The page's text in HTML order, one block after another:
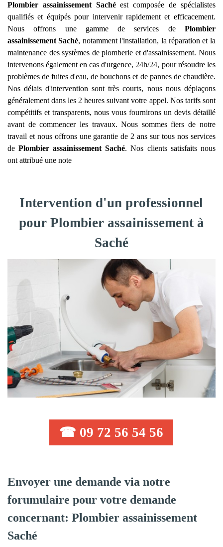
Plombier assainissement Sachéest composée de spécialistes
qualifiés et équipés pour intervenir rapidement et efficacement.
Nous offrons une gamme de services de Plombier
assainissement Saché, notamment l'installation, la réparation et la
maintenance des systèmes de plomberie et d'assainissement. Nous
intervenons également en cas d'urgence, 24h/24, pour résoudre les
problèmes de fuites d'eau, de bouchons et de pannes de chaudière.
Nos délais d'intervention sont très courts, nous nous déplaçons
généralement dans les 2 heures suivant votre appel. Nos tarifs sont
compétitifs et transparents, nous vous fournirons un devis détaillé
avant de commencer les travaux. Nous sommes fiers de notre
travail et nous offrons une garantie de 2 ans sur tous nos services
dePlombier assainissement Saché. Nos clients satisfaits nous
ont attribué une note
Intervention d'un professionnel
pour Plombier assainissement à
Saché
☎ 09 72 56 54 56
Envoyer une demande via notre
forumulaire pour votre demande
concernant: Plombier assainissement
Saché